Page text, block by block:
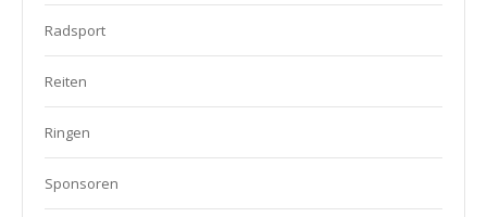
Radsport
Reiten
Ringen
Sponsoren